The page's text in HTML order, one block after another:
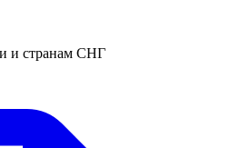
и странам СНГ